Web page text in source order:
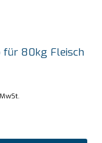
für 80kg Fleisch